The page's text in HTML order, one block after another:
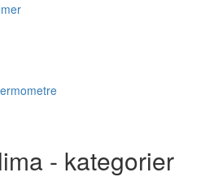
- kategorier